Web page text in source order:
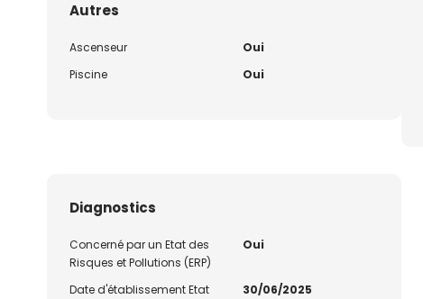
Autres
Ascenseur
Oui
Piscine
Oui
Diagnostics
Concerné par un Etat des
Risques et Pollutions (ERP)
Oui
Date d'établissement Etat
30/06/2025